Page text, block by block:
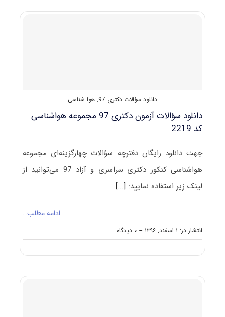
ﻫﻮاﺷﻨﺎسی
دانلود سؤالات دکتری 97 , هوا شناسی
دانلود سؤالات آزمون دکتری 97 مجموعه هواشناسی
کد 2219
جهت دانلود رایگان دفترچه سؤالات چهارگزینه‌ای مجموعه
هواشناسی کنکور دکتری سراسری و آزاد 97 می‌توانید از
لینک زیر استفاده نمایید: [...]
ادامه مطلب…
انتشار در: ۱ اسفند, ۱۳۹۶ -- ۰ دیدگاه
on
دانلود
آزمون
۹۷